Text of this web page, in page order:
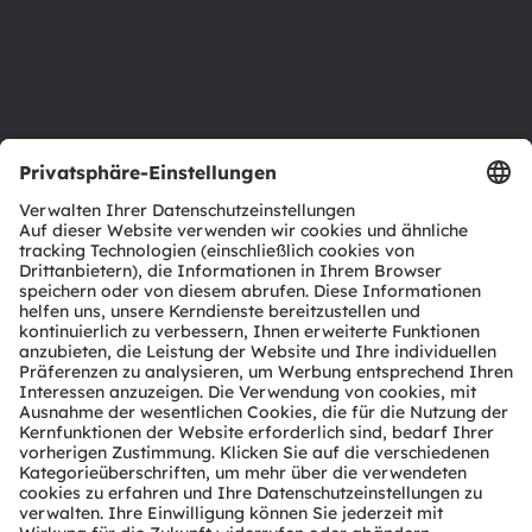
Produkt Selektor
Download Center
Tools
Kundenanfragen
Technischer Support
Partner Netzwerk
Whistleblowing
© 2026 ams-OSRAM AG. All rights reserved.